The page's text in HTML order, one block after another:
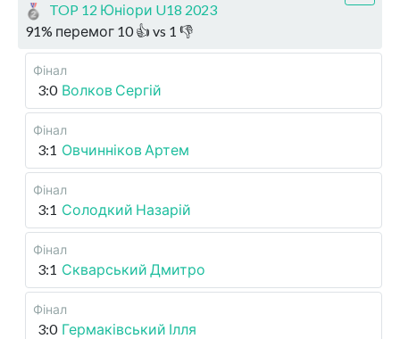
TOP 12 Юніори U18 2023
91% перемог 10👍 vs 1 👎
Фінал
3:0 Волков Сергій
Фінал
3:1 Овчинніков Артем
Фінал
3:1 Солодкий Назарій
Фінал
3:1 Скварський Дмитро
Фінал
3:0 Гермаківський Ілля